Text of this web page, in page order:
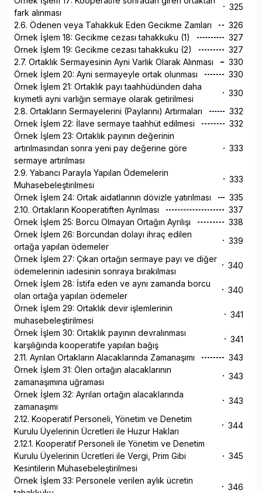
fark alınması
325
2.6. Ödenen veya Tahakkuk Eden Gecikme Zamları
326
Örnek İşlem 18: Gecikme cezası tahakkuku (1)
327
Örnek İşlem 19: Gecikme cezası tahakkuku (2)
327
2.7. Ortaklık Sermayesinin Ayni Varlık Olarak Alınması
330
Örnek İşlem 20: Ayni sermayeyle ortak olunması
330
Örnek İşlem 21: Ortaklık payı taahhüdünden daha
kıymetli ayni varlığın sermaye olarak getirilmesi
330
2.8. Ortakların Sermayelerini (Paylarını) Artırmaları
332
Örnek İşlem 22: İlave sermaye taahhüt edilmesi
332
Örnek İşlem 23: Ortaklık payının değerinin
artırılmasından sonra yeni pay değerine göre
sermaye artırılması
333
2.9. Yabancı Parayla Yapılan Ödemelerin
Muhasebeleştirilmesi
333
Örnek İşlem 24: Ortak aidatlarının dövizle yatırılması
335
2.10. Ortakların Kooperatiften Ayrılması
337
Örnek İşlem 25: Borcu Olmayan Ortağın Ayrılışı
338
Örnek İşlem 26: Borcundan dolayı ihraç edilen
ortağa yapılan ödemeler
339
Örnek İşlem 27: Çıkan ortağın sermaye payı ve diğer
ödemelerinin iadesinin sonraya bırakılması
340
Örnek İşlem 28: İstifa eden ve aynı zamanda borcu
olan ortağa yapılan ödemeler
340
Örnek İşlem 29: Ortaklık devir işlemlerinin
muhasebeleştirilmesi
341
Örnek İşlem 30: Ortaklık payının devralınması
karşılığında kooperatife yapılan bağış
341
2.11. Ayrılan Ortakların Alacaklarında Zamanaşımı
343
Örnek İşlem 31: Ölen ortağın alacaklarının
zamanaşımına uğraması
343
Örnek İşlem 32: Ayrılan ortağın alacaklarında
zamanaşımı
343
2.12. Kooperatif Personeli, Yönetim ve Denetim
Kurulu Üyelerinin Ücretleri ile Huzur Hakları
344
2.12.1. Kooperatif Personeli ile Yönetim ve Denetim
Kurulu Üyelerinin Ücretleri ile Vergi, Prim Gibi
Kesintilerin Muhasebeleştirilmesi
345
Örnek İşlem 33: Personele verilen aylık ücretin
346